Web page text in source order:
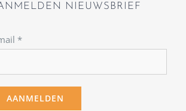
NIEUWSBRIEF
*